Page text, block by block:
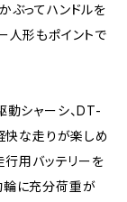
ぶってハンドルを
人形もポイントで
動シャーシ、DT-
快な走りが楽しめ
用バッテリーを
輪に充分荷重が